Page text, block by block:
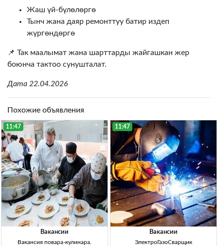
Жаш үй-бүлөлөргө
Тынч жана даяр ремонттуу батир издеп
жүргөндөргө
📌 Так маалымат жана шарттарды жайгашкан жер
боюнча тактоо сунушталат.
Дата 22.04.2026
Похожие объявления
11:47
Вакансии
Вакансия повара-кулинара.
11:47
Вакансии
ЭлектроГазоСварщик